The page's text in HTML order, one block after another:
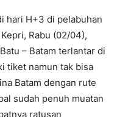
hari H+3 di pelabuhan
Rabu (02/04),
– Batam terlantar di
tiket namun tak bisa
Batam dengan rute
sudah penuh muatan
ratusan